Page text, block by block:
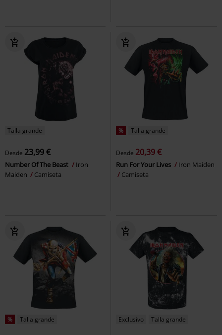
Talla grande
Desde 23,99 €
Number Of The Beast
Iron
Maiden
Camiseta
% Talla grande
Desde 20,39 €
Run For Your Lives
Iron Maiden
Camiseta
% Talla grande Exclusivo Talla grande